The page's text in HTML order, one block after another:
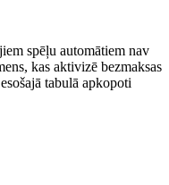
spēļu automātiem nav
kas aktivizē bezmaksas
tabulā apkopoti